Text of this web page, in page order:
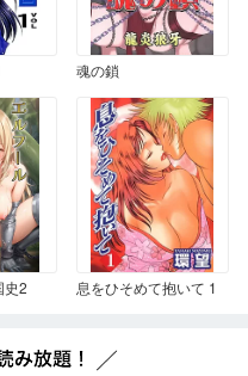
魂の鎖
史2 息をひそめて抱いて 1